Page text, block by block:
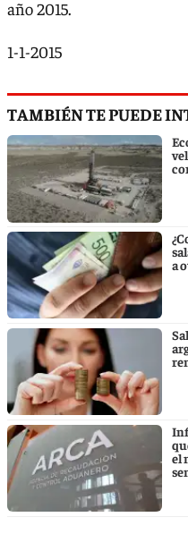
año 2015.
1-1-2015
TAMBIÉN TE PUEDE
a
el